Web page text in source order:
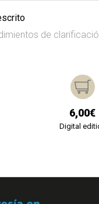
de
6,00€
Digital